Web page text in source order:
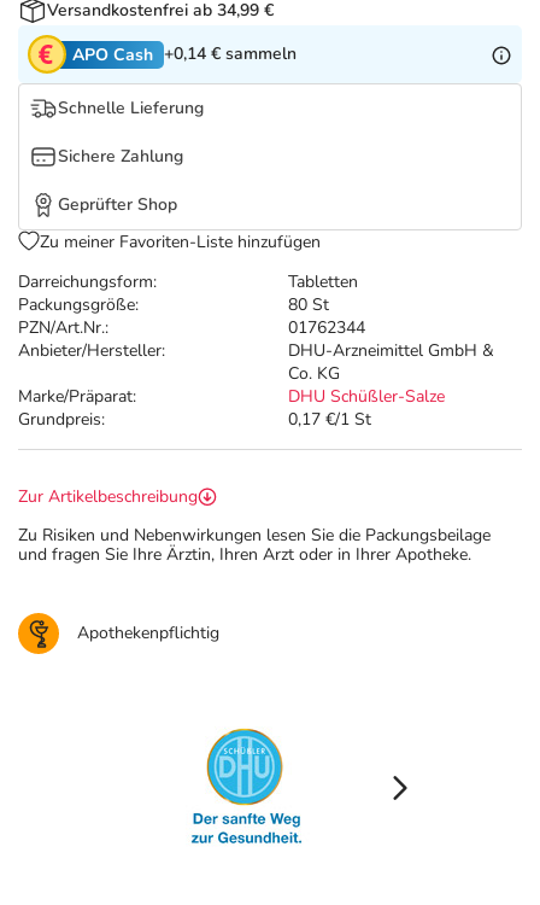
Tierapotheke
Vitamine & Mineralstoffe
Marken
Salus Deals
Darreichungsform:
Tabletten
Packungsgröße:
80 St
PZN/Art.Nr.:
01762344
Anbieter/Hersteller:
DHU-Arzneimittel GmbH &
Co. KG
Marke/Präparat:
DHU Schüßler-Salze
Grundpreis:
0,17 €/1 St
Versandkostenfrei ab 34,99 €
APO Cash +0,14 € sammeln
Schnelle Lieferung
Sichere Zahlung
Geprüfter Shop
Zu meiner Favoriten-Liste hinzufügen
Zur Artikelbeschreibung
Zu Risiken und Nebenwirkungen lesen Sie die Packungsbeilage
und fragen Sie Ihre Ärztin, Ihren Arzt oder in Ihrer Apotheke.
Apothekenpflichtig